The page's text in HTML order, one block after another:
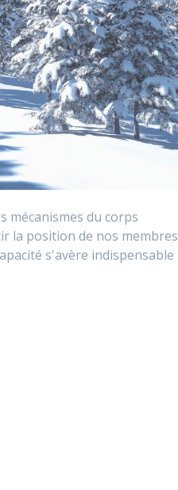
mécanismes du corps
la position de nos membres
s'avère indispensable